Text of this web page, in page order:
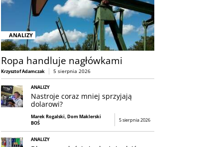
ANALIZY
Ropa handluje nagłówkami
Krzysztof Adamczak 5 sierpnia 2026
ANALIZY
Nastroje coraz mniej sprzyjają
dolarowi?
Marek Rogalski, Dom Maklerski
BOŚ
5 sierpnia 2026
ANALIZY